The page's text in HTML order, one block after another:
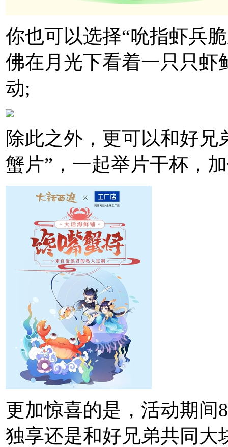
你也可以选择“吮指虾兵
佛在月光下看着一只只虾
动;
除此之外，更可以和好兄
蟹片”，一起举片干杯，
更加惊喜的是，活动期间
独享还是和好兄弟共同大